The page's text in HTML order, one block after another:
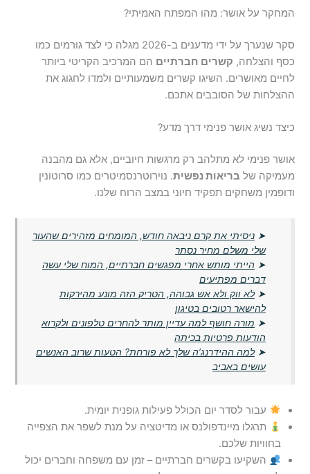
המחקר על אושר: מהו המפתח האמיתי?
סקר שנערך על ידי מדענים ב-2026 מגלה כי לצד גורמים כמו
כסף והצלחה, קשרים חברתיים הם המרכיב הקריטי ביותר
לחיים מאושרים. השיגו קשרים משמעותיים ולמדו לחגוג את
ההצלחות של הסובבים אתכם.
כיצד נשיג אושר פנימי דרך מדע?
אושר פנימי לא מתלהב רק מרגשות חיוביים, אלא גם מהבנה
מעמיקה של בריאות נפשית. נוירוטרנסמיטרים כמו סרוטונין
ודופמין משחקים תפקיד חיוני במצב הרוח שלנו.
➤ניסיתי את קרם ניבאה חודש, המומחים מזהירים שהעור
שלי משלם מחיר נסתר
➤ הייתי מותש אחרי מפגשים חברתיים, המוח שלי עשה
דברים מפתיעים
➤לא ווק ולא אש גבוהה, הטריק הזה מונע מהירקות
להישאר רטובים בטיגון
➤ מורה חושף למה עדיין מותר להחרים טלפונים ולקרוא
הודעות פרטיות בכיתה
➤למה ההידרנג’ה שלך לא פורחת? הטעות שרוב האנשים
עושים באביב
עבור לסדר יום הכולל פעילות גופנית יומית.
תרגלו מיינדפולנס או מדיטציה על מנת לשפר את הצפייה
בחוויות שלכם.
השקיעו בקשרים חברתיים – זמן עם משפחה וחברים יכול